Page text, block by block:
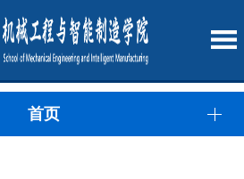
首页